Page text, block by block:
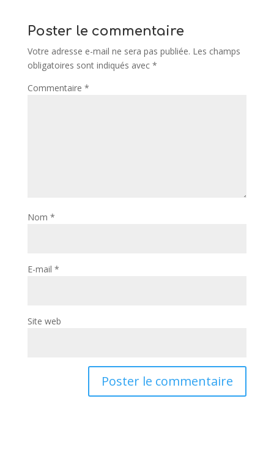
Poster le commentaire
Votre adresse e-mail ne sera pas publiée. Les champs
obligatoires sont indiqués avec *
Commentaire *
Nom *
E-mail *
Site web